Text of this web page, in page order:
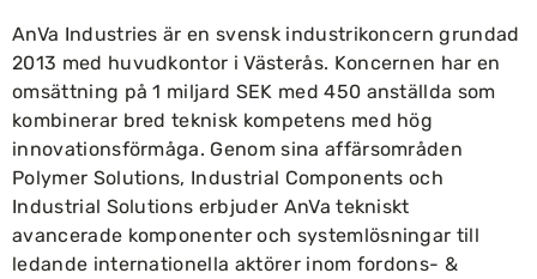
AnVa Industries är en svensk industrikoncern grundad
2013 med huvudkontor i Västerås. Koncernen har en
omsättning på 1 miljard SEK med 450 anställda som
kombinerar bred teknisk kompetens med hög
innovationsförmåga. Genom sina affärsområden
Polymer Solutions, Industrial Components och
Industrial Solutions erbjuder AnVa tekniskt
avancerade komponenter och systemlösningar till
ledande internationella aktörer inom fordons- &